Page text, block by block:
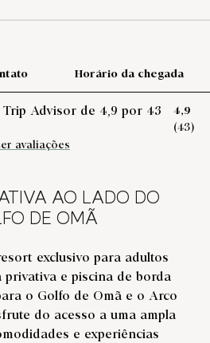
Horário da chegada
4,9
(43)
avaliações
AO LADO DO
DE OMÃ
exclusivo para adultos
privativa e piscina de borda
o Golfo de Omã e o Arco
do acesso a uma ampla
e experiências